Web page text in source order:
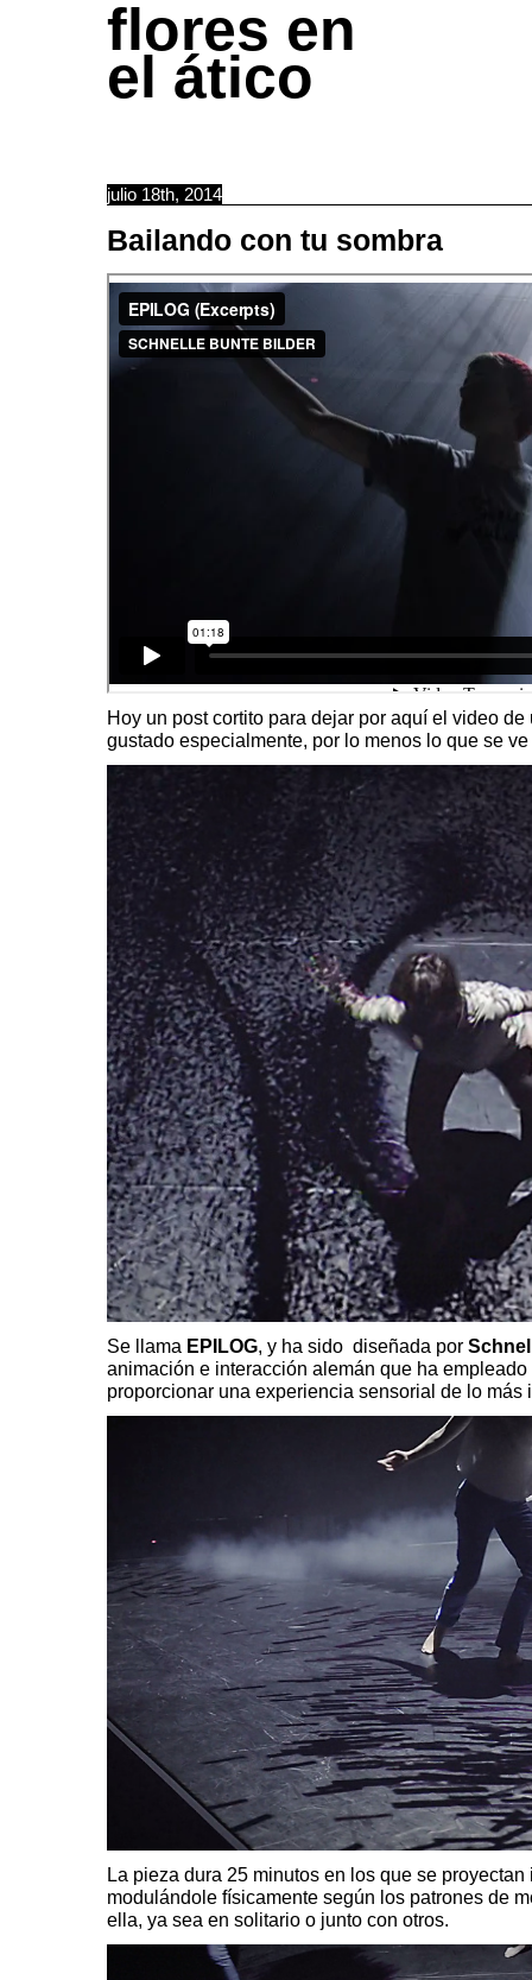
flores en
el ático
julio 18th, 2014
Bailando con tu sombra
Hoy un post cortito para dejar por aquí el video
gustado especialmente, por lo menos lo que se
Se llama EPILOG, y ha sido diseñada por
animación e interacción alemán que ha
proporcionar una experiencia sensorial de lo más
La pieza dura 25 minutos en los que se
modulándole físicamente según los patrones de
ella, ya sea en solitario o junto con otros.